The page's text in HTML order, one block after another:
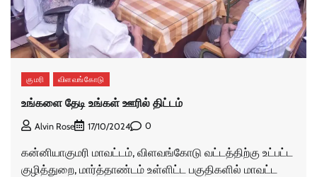
குமரி விளவங்கோடு
உங்களை தேடி உங்கள் ஊரில் திட்டம்
Alvin Rose 17/10/2024 0
கன்னியாகுமரி மாவட்டம், விளவங்கோடு வட்டத்திற்கு உட்பட்ட
குழித்துறை, மார்த்தாண்டம் உள்ளிட்ட பகுதிகளில் மாவட்ட